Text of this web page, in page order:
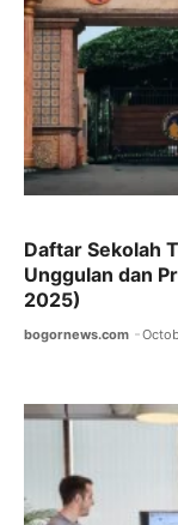
Daftar Sekolah
Unggulan dan
2025)
bogornews.com